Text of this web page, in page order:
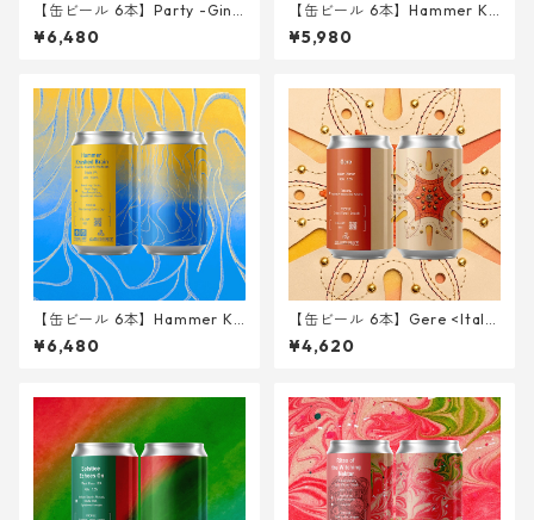
【缶ビール 6本】Party -Ging
er Gose- <Imperial Gose w/
Ginger, Okinawan Cinnamo
¥6,480
【缶ビール 6本】Hammer Kr
ushed Brain <Triple IPA> 34
0ml
¥5,980
【缶ビール 6本】Hammer Kr
ushed Brain - Fresh Hop Be
yond the Pacific ver. - <Trip
¥6,480
【缶ビール 6本】Gere <Italia
n Pilsner> 340ml
¥4,620